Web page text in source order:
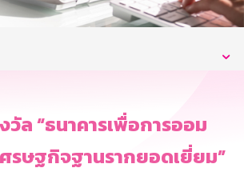
ล “ธนาคารเพื่อการออม
รษฐกิจฐานรากยอดเยี่ยม”